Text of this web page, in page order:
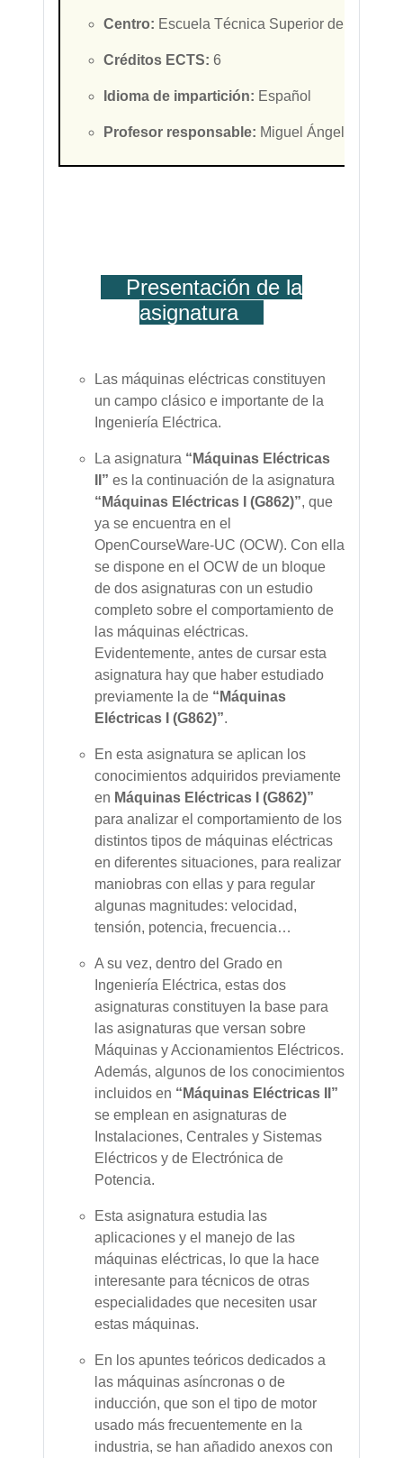
Centro: Escuela Técnica Superior de
Créditos ECTS: 6
Idioma de impartición: Español
Profesor responsable: Miguel Ángel
Presentación de la
asignatura
Las máquinas eléctricas constituyen
un campo clásico e importante de la
Ingeniería Eléctrica.
La asignatura “Máquinas Eléctricas
II” es la continuación de la asignatura
“Máquinas Eléctricas I (G862)”, que
ya se encuentra en el
OpenCourseWare-UC (OCW). Con ella
se dispone en el OCW de un bloque
de dos asignaturas con un estudio
completo sobre el comportamiento de
las máquinas eléctricas.
Evidentemente, antes de cursar esta
asignatura hay que haber estudiado
previamente la de “Máquinas
Eléctricas I
(G862)”.
En esta asignatura se aplican los
conocimientos adquiridos previamente
en Máquinas Eléctricas I (G862)”
para analizar el comportamiento de los
distintos tipos de máquinas eléctricas
en diferentes situaciones, para realizar
maniobras con ellas y para regular
algunas magnitudes: velocidad,
tensión, potencia, frecuencia…
A su vez, dentro del Grado en
Ingeniería Eléctrica, estas dos
asignaturas constituyen la base para
las asignaturas que versan sobre
Máquinas y Accionamientos Eléctricos.
Además, algunos de los conocimientos
incluidos en “Máquinas Eléctricas II”
se emplean en asignaturas de
Instalaciones, Centrales y Sistemas
Eléctricos y de Electrónica de
Potencia.
Esta asignatura estudia las
aplicaciones y el manejo de las
máquinas eléctricas, lo que la hace
interesante para técnicos de otras
especialidades que necesiten usar
estas máquinas.
En los apuntes teóricos dedicados a
las máquinas asíncronas o de
inducción, que son el tipo de motor
usado más frecuentemente en la
industria, se han añadido anexos con